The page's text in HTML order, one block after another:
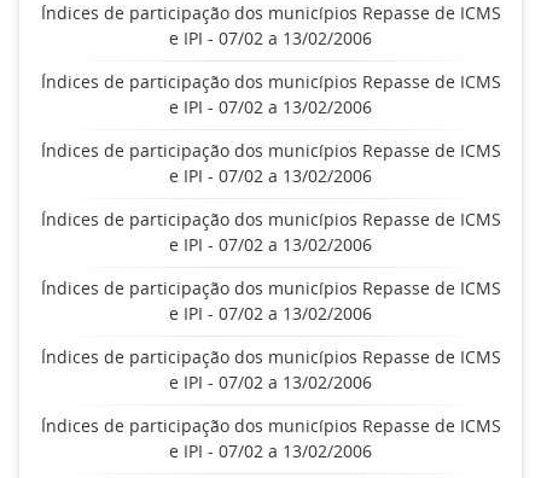
Índices de participação dos municípios Repasse de ICMS
e IPI - 07/02 a 13/02/2006
Índices de participação dos municípios Repasse de ICMS
e IPI - 07/02 a 13/02/2006
Índices de participação dos municípios Repasse de ICMS
e IPI - 07/02 a 13/02/2006
Índices de participação dos municípios Repasse de ICMS
e IPI - 07/02 a 13/02/2006
Índices de participação dos municípios Repasse de ICMS
e IPI - 07/02 a 13/02/2006
Índices de participação dos municípios Repasse de ICMS
e IPI - 07/02 a 13/02/2006
Índices de participação dos municípios Repasse de ICMS
e IPI - 07/02 a 13/02/2006